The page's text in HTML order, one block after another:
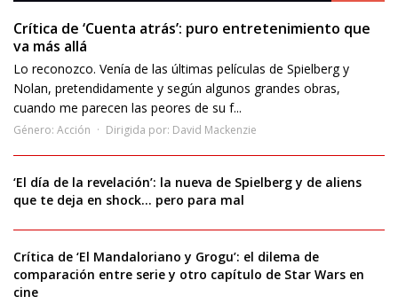
Crítica de ‘Cuenta atrás’: puro entretenimiento que
va más allá
Lo reconozco. Venía de las últimas películas de Spielberg y
Nolan, pretendidamente y según algunos grandes obras,
cuando me parecen las peores de su f...
Género: Acción Dirigida por: David Mackenzie
‘El día de la revelación’: la nueva de Spielberg y de aliens
que te deja en shock… pero para mal
Crítica de ‘El Mandaloriano y Grogu’: el dilema de
comparación entre serie y otro capítulo de Star Wars en
cine